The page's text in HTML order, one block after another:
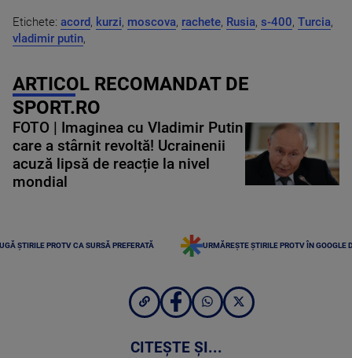
Etichete: acord, kurzi, moscova, rachete, Rusia, s-400, Turcia,
vladimir putin,
ARTICOL RECOMANDAT DE
SPORT.RO
FOTO | Imaginea cu Vladimir Putin
care a stârnit revoltă! Ucrainenii
acuză lipsă de reacție la nivel
mondial
ȘTIRILE PROTV CA SURSĂ PREFERATĂ URMĂREȘTE ȘTIRILE PROTV ÎN GOOGLE
CITEȘTE ȘI...